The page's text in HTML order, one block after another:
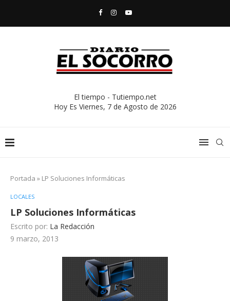
El tiempo - Tutiempo.net
Hoy Es Viernes, 7 de Agosto de 2026
Portada » LP Soluciones Informáticas
LOCALES
LP Soluciones Informáticas
Escrito por: La Redacción
9 marzo, 2013